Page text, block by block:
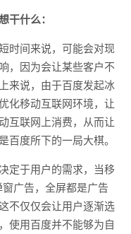
什么：
时间来说，可能会对现
，因为会让某些客户不
来说，由于百度发起冰
化移动互联网环境，让
互联网上消费，从而让
百度所下的一局大棋。
定于用户的需求，当移
广告，全屏都是广告
不仅仅会让用户逐渐选
使用百度并不能够为自